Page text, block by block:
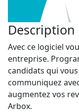
Description
Avec ce logiciel
entreprise.
candidats qui
communiquez
augmentez vos
Arbox.